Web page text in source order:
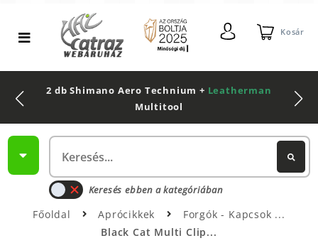
Kosár
2 db Shimano Aero Technium + Leatherman
Multitool
Keresés ebben a kategóriában
Főoldal Aprócikkek
Forgók - Kapcsok
Black Cat Multi Clip...